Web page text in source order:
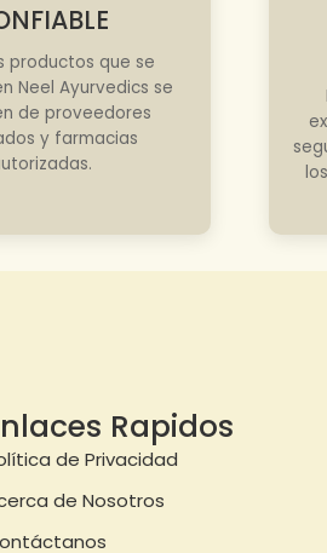
productos que se
Neel Ayurvedics se
de proveedores
y farmacias
Rapidos
de Privacidad
de Nosotros